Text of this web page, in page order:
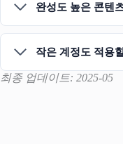
완성도 높은 콘텐
작은 계정도 적용
최종 업데이트: 2025-05